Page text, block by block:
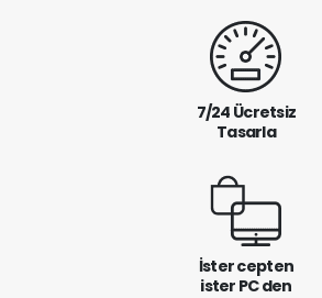
7/24 Ücretsiz
Tasarla
İster cepten
ister PC den